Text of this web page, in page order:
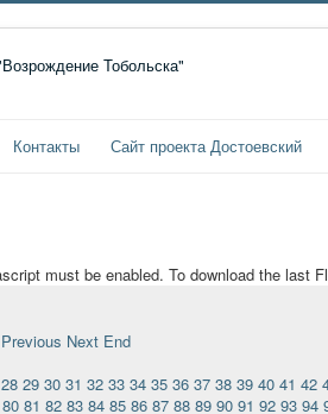
Контакты Сайт проекта Достоевский
must be enabled. To download the last
Previous Next End
28 29 30 31 32 33 34 35 36 37 38 39 40 41 42
80 81 82 83 84 85 86 87 88 89 90 91 92 93 94